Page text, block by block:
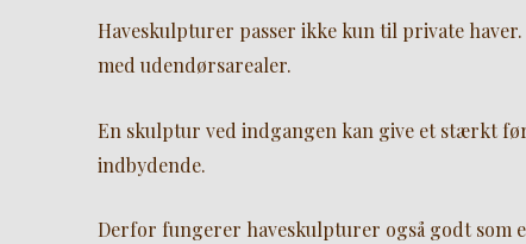
Haveskulpturer passer ikke kun til private
med udendørsarealer.
En skulptur ved indgangen kan give et stærkt
indbydende.
Derfor fungerer haveskulpturer også godt som